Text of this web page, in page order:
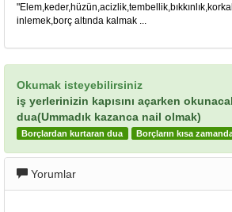
inlemek,borç altında kalmak ...
Okumak isteyebilirsiniz
iş yerlerinizin kapısını açarken
dua(Ummadık kazanca nail olmak)
Borçlardan kurtaran dua Borçların kısa
Yorumlar